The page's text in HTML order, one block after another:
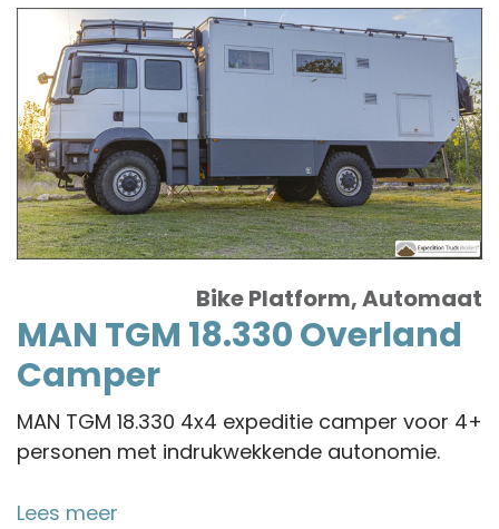
26.540
Overland
Camper
Bike Platform, Automaat
MAN TGM 18.330 Overland
Camper
MAN TGM 18.330 4x4 expeditie camper voor 4+
personen met indrukwekkende autonomie.
Lees meer